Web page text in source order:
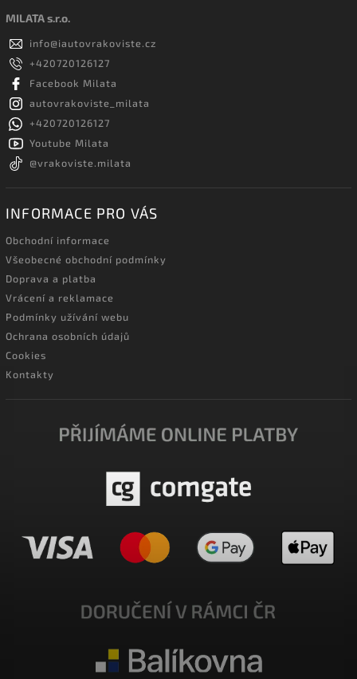
MILATA s.r.o.
info@iautovrakoviste.cz
+420720126127
Facebook Milata
autovrakoviste_milata
+420720126127
Youtube Milata
@vrakoviste.milata
INFORMACE PRO VÁS
Obchodní informace
Všeobecné obchodní podmínky
Doprava a platba
Vrácení a reklamace
Podmínky užívání webu
Ochrana osobních údajů
Cookies
Kontakty